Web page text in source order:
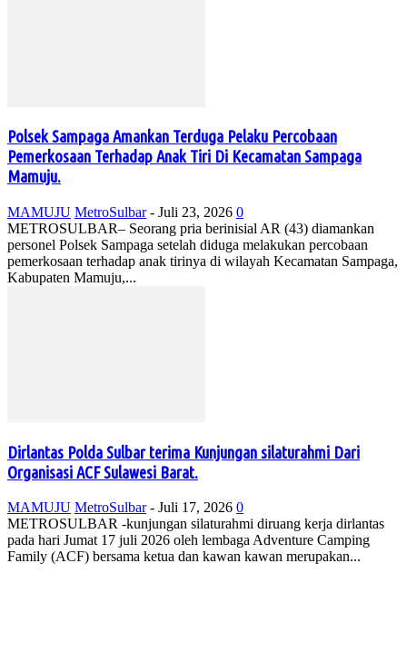
Polsek Sampaga Amankan Terduga Pelaku Percobaan
Pemerkosaan Terhadap Anak Tiri Di Kecamatan Sampaga
Mamuju.
MAMUJU MetroSulbar - Juli 23, 2026 0
METROSULBAR– Seorang pria berinisial AR (43) diamankan
personel Polsek Sampaga setelah diduga melakukan percobaan
pemerkosaan terhadap anak tirinya di wilayah Kecamatan Sampaga,
Kabupaten Mamuju,...
Dirlantas Polda Sulbar terima Kunjungan silaturahmi Dari
Organisasi ACF Sulawesi Barat.
MAMUJU MetroSulbar - Juli 17, 2026 0
METROSULBAR -kunjungan silaturahmi diruang kerja dirlantas
pada hari Jumat 17 juli 2026 oleh lembaga Adventure Camping
Family (ACF) bersama ketua dan kawan kawan merupakan...